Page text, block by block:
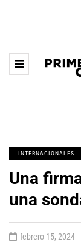
INTERNACIONALES
Una
una
febrero 15, 2024